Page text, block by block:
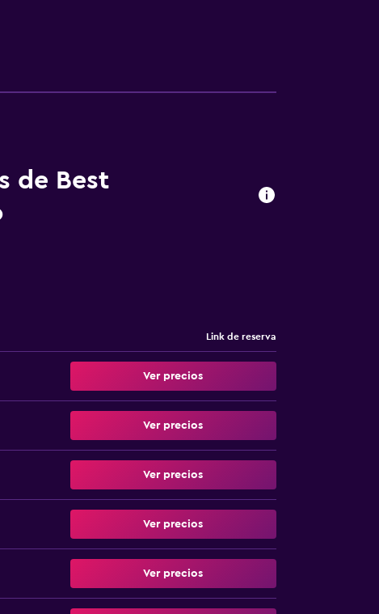
de Best
Link de reserva
Ver precios
Ver precios
Ver precios
Ver precios
Ver precios